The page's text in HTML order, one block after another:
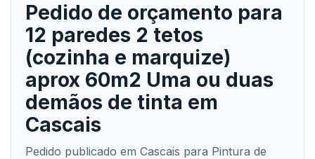
Pedido de orçamento para
12 paredes 2 tetos
(cozinha e marquize)
aprox 60m2 Uma ou duas
demãos de tinta em
Cascais
Pedido publicado em Cascais para Pintura de
Testemunhos